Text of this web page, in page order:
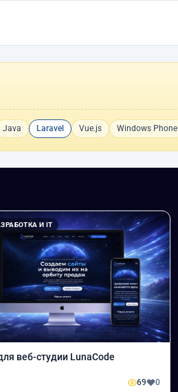
Java Laravel Vue.js Windows Phone
И IT
веб-студии LunaCode
69 0